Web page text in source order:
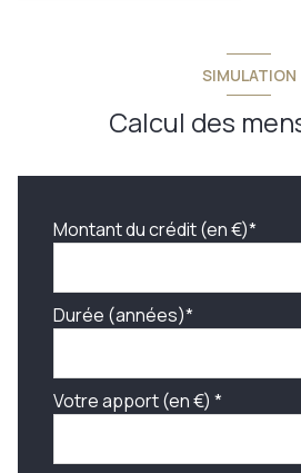
SIMULATION
Calcul des
Montant du crédit (en €)*
Durée (années)*
Votre apport (en €) *